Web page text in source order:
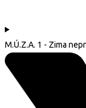
M.Ú.Z.A. 1 - Zima